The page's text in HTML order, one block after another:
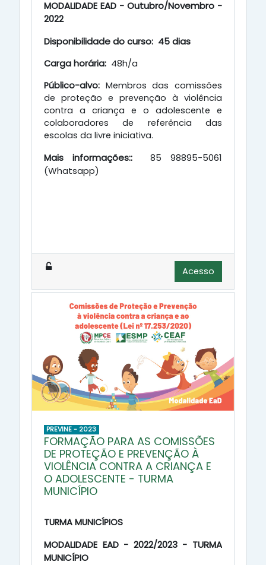
MODALIDADE EAD - Outubro/Novembro -
2022
Disponibilidade do curso: 45 dias
Carga horária: 48h/a
Público-alvo: Membros das comissões
de proteção e prevenção à violência
contra a criança e o adolescente e
colaboradores de referência das
escolas da livre iniciativa.
Mais informações::
85 98895-5061
(Whatsapp)
Acesso
PREVINE - 2023
FORMAÇÃO PARA AS COMISSÕES
DE PROTEÇÃO E PREVENÇÃO À
VIOLÊNCIA CONTRA A CRIANÇA E
O ADOLESCENTE - TURMA
MUNICÍPIO
TURMA MUNICÍPIOS
MODALIDADE EAD - 2022/2023 - TURMA
MUNICÍPIO